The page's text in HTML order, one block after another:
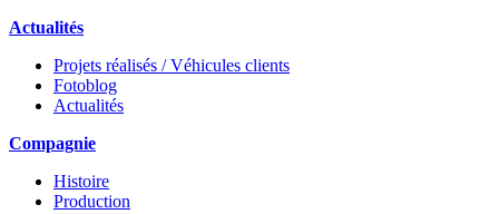
Actualités
Projets réalisés / Véhicules clients
Fotoblog
Actualités
Compagnie
Histoire
Production